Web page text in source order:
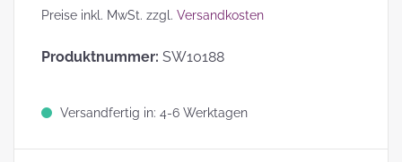
Preise inkl. MwSt. zzgl. Versandkosten
Produktnummer: SW10188
Versandfertig in: 4-6 Werktagen